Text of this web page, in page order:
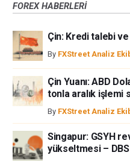
bir alan olmayabilir. Diğer
iştahınızı dikkatlice gözden
bireysel yazarlara aittir,
etmemektedir. Bilgilerde hatalar
bağımsız yazarların görüşlerini
FXStreet’de verilen herhangi bir
veya fxstreet.comtarafından bu
ortaklar yada katkıda bulunanlar
bilgilerin kullanımı nedeniyle
çıkabilecek herhangi bir kar kaybı
FOREX HABERLERİ
Çin: Kredi talebi
By FXStreet Analiz
Çin Yuanı: ABD
tonla aralık işlemi
By FXStreet Analiz
Singapur: GSYH
yükseltmesi – DBS